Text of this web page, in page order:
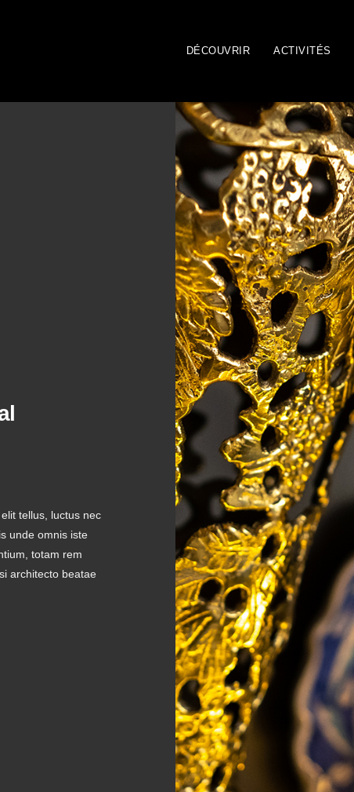
DÉCOUVRIR ACTIVITÉS
tellus, luctus nec
unde omnis iste
totam rem
architecto beatae